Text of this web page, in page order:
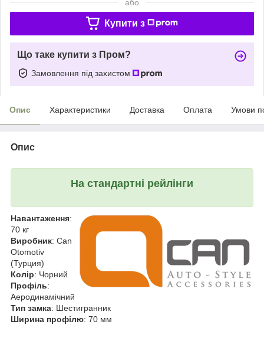
або
Купити з
Що таке купити з Пром?
Замовлення під захистом
Опис Характеристики Доставка Оплата Умови
Опис
На стандартні рейлінги
Навантаження:
70 кг
Виробник: Can
Otomotiv
(Турция)
Колір: Чорний
Профіль:
Аеродинамічний
Тип замка: Шестигранник
Ширина профілю: 70 мм